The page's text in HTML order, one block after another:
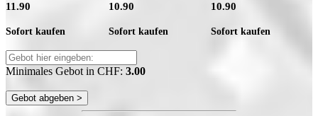
11.90
Sofort kaufen
10.90
Sofort kaufen
10.90
Sofort kaufen
Minimales Gebot in CHF: 3.00